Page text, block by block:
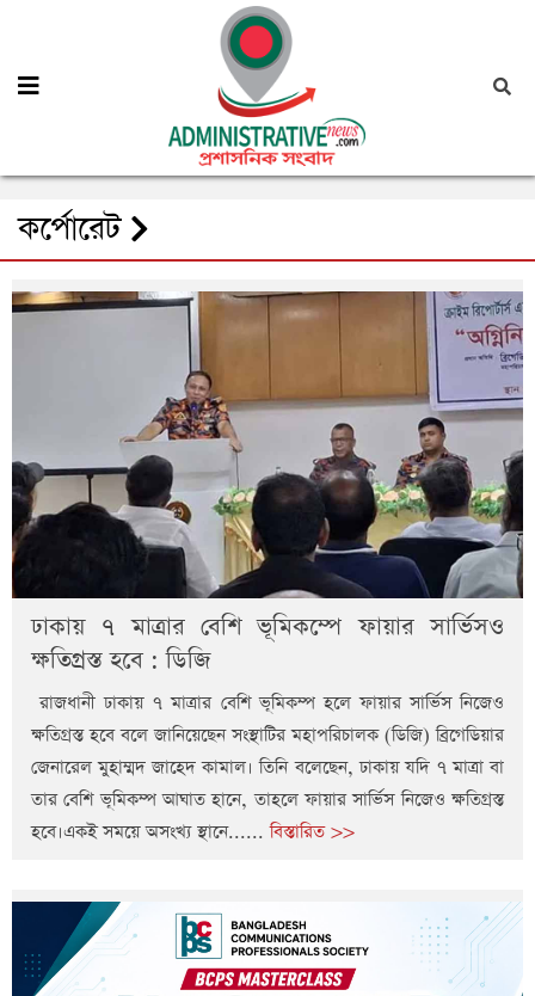
কর্পোরেট
ঢাকায় ৭ মাত্রার বেশি ভূমিকম্পে ফায়ার সার্ভিসও
ক্ষতিগ্রস্ত হবে : ডিজি
রাজধানী ঢাকায় ৭ মাত্রার বেশি ভূমিকম্প হলে ফায়ার সার্ভিস নিজেও
ক্ষতিগ্রস্ত হবে বলে জানিয়েছেন সংস্থাটির মহাপরিচালক (ডিজি) ব্রিগেডিয়ার
জেনারেল মুহাম্মদ জাহেদ কামাল। তিনি বলেছেন, ঢাকায় যদি ৭ মাত্রা বা
তার বেশি ভূমিকম্প আঘাত হানে, তাহলে ফায়ার সার্ভিস নিজেও ক্ষতিগ্রস্ত
হবে।একই সময়ে অসংখ্য স্থানে......বিস্তারিত >>